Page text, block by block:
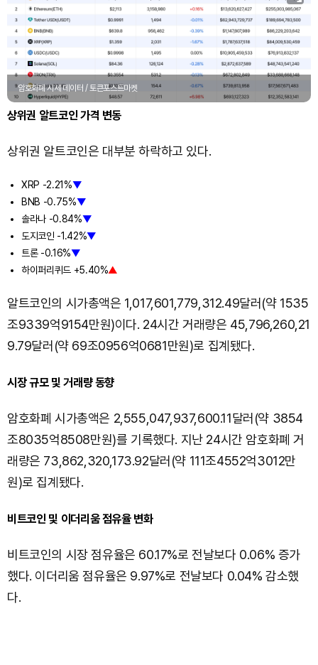
암호화폐 시세 데이터 / 토큰포스트마켓
상위권 알트코인 가격 변동
상위권 알트코인은 대부분 하락하고 있다.
XRP -2.21%▼
BNB -0.75%▼
솔라나 -0.84%▼
도지코인 -1.42%▼
트론 -0.16%▼
하이퍼리퀴드 +5.40%▲
알트코인의 시가총액은 1,017,601,779,312.49달러(약 1535
조9339억9154만원)이다. 24시간 거래량은 45,796,260,21
9.79달러(약 69조0956억0681만원)로 집계됐다.
시장 규모 및 거래량 동향
암호화폐 시가총액은 2,555,047,937,600.11달러(약 3854
조8035억8508만원)를 기록했다. 지난 24시간 암호화폐 거
래량은 73,862,320,173.92달러(약 111조4552억3012만
원)로 집계됐다.
비트코인 및 이더리움 점유율 변화
비트코인의 시장 점유율은 60.17%로 전날보다 0.06% 증가
했다. 이더리움 점유율은 9.97%로 전날보다 0.04% 감소했
다.